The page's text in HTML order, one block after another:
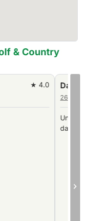
& Country
Darryl S.
26 février 2026
Une fois encore,